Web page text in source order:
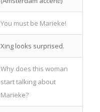
You must be Marieke!
Xing looks surprised.
Why does this woman
start talking about
Marieke?